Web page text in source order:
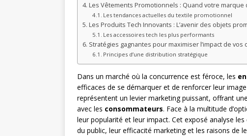
Les Vêtements Promotionnels : Quand votre marque
Les tendances actuelles du textile promotionnel
Les Produits Tech Innovants : L’avenir des objets
Les accessoires tech les plus performants
Stratégies gagnantes pour maximiser l’impact de
Principes d’une distribution stratégique
Dans un marché où la concurrence est féroce, les
efficaces de se démarquer et de renforcer leur
représentent un levier marketing puissant, offrant
avec les consommateurs. Face à la multitude
leur popularité et leur impact. Cet exposé analyse
du public, leur efficacité marketing et les raisons de